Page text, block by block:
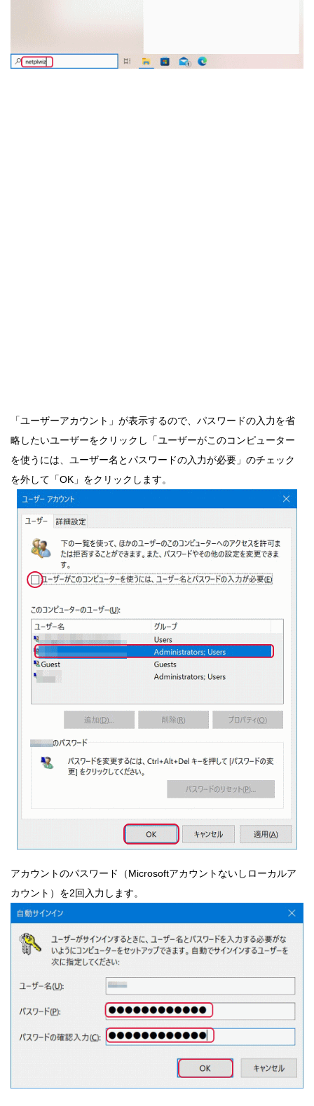
「ユーザーアカウント」が表示するので、パスワードの入力を省
略したいユーザーをクリックし「ユーザーがこのコンピューター
を使うには、ユーザー名とパスワードの入力が必要」のチェック
を外して「OK」をクリックします。
アカウントのパスワード（Microsoftアカウントないしローカルア
カウント）を2回入力します。